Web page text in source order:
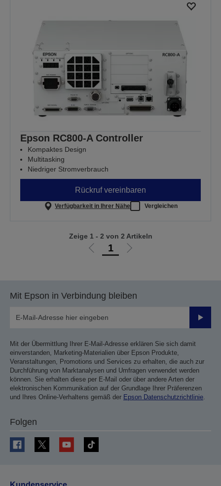
Epson RC800-A Controller
Kompaktes Design
Multitasking
Niedriger Stromverbrauch
Rückruf vereinbaren
Verfügbarkeit in Ihrer Nähe Vergleichen
Zur 1
Zur
Zeige 1 - 2 von 2 Artikeln
Mit Epson in Verbindung bleiben
Mit der Übermittlung Ihrer E-Mail-Adresse erklären Sie sich damit
einverstanden, Marketing-Materialien über Epson Produkte,
Veranstaltungen, Promotions und Services zu erhalten, die auch zur
Durchführung von Marktanalysen und Umfragen verwendet werden
können. Sie erhalten diese per E-Mail oder über andere Arten der
elektronischen Kommunikation auf der Grundlage Ihrer Präferenzen
und Ihres Online-Verhaltens gemäß der Epson Datenschutzrichtlinie.
Folgen